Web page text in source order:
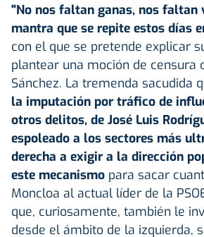
"No nos faltan ganas, nos faltan
mantra que se repite estos días
con el que se pretende explicar
plantear una moción de censura
Sánchez. La tremenda sacudida
la imputación por tráfico de
otros delitos, de José Luis
espoleado a los sectores más
derecha a exigir a la dirección
este mecanismo para sacar
Moncloa al actual líder de la
que, curiosamente, también le
desde el ámbito de la izquierda,